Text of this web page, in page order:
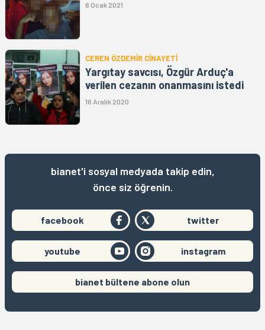
6 Ocak 2021
CEREN ÖZDEMİR CİNAYETİ
Yargıtay savcısı, Özgür Arduç'a
verilen cezanın onanmasını istedi
16 Aralık 2020
bianet'i sosyal medyada takip edin,
önce siz öğrenin.
facebook twitter
youtube instagram
bianet bültene abone olun